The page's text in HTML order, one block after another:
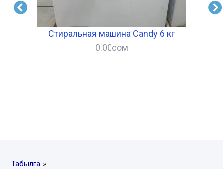
Стиральная машина Candy 6 кг
0.00сом
Табылга »